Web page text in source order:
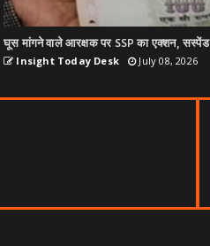
घूस मांगने वाले आरक्षक पर SSP का एक्शन, सस्पेंड
Insight Today Desk July 08, 2026